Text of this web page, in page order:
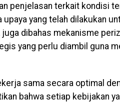
penjelasan terkait kondisi
yang telah dilakukan
dibahas mekanisme
yang perlu diambil guna
sama secara optimal
bahwa setiap kebijakan